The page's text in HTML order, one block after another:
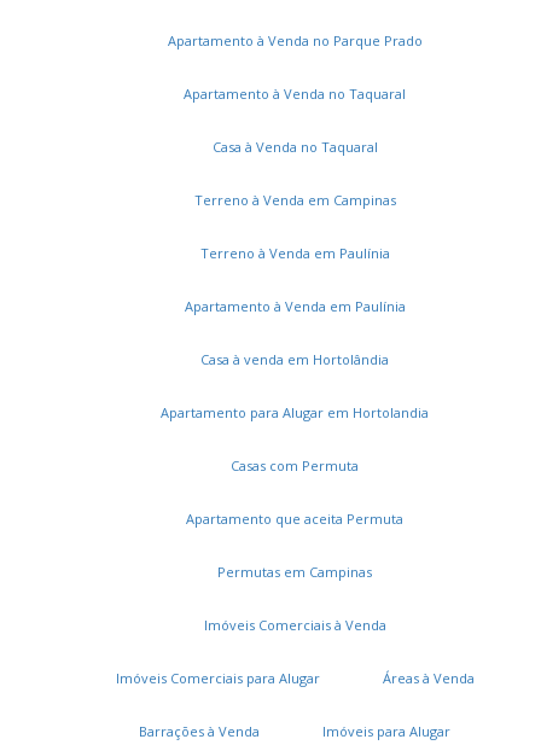
Apartamento à Venda no Parque Prado
Apartamento à Venda no Taquaral
Casa à Venda no Taquaral
Terreno à Venda em Campinas
Terreno à Venda em Paulínia
Apartamento à Venda em Paulínia
Casa à venda em Hortolândia
Apartamento para Alugar em Hortolandia
Casas com Permuta
Apartamento que aceita Permuta
Permutas em Campinas
Imóveis Comerciais à Venda
Imóveis Comerciais para Alugar Áreas à Venda
Barrações à Venda Imóveis para Alugar